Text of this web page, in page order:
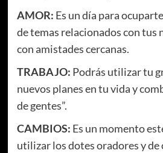
AMOR: Es un día para
de temas relacionados con tus
con amistades cercanas.
TRABAJO: Podrás utilizar tu
nuevos planes en tu vida y
de gentes”.
CAMBIOS: Es un momento
utilizar los dotes oradores y de